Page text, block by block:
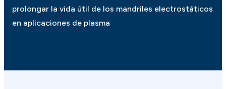
prolongar la vida útil de los mandriles electrostáticos
en aplicaciones de plasma